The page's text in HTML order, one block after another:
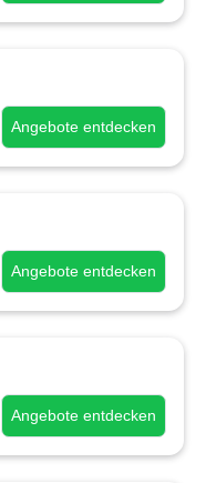
Angebote entdecken
Angebote entdecken
Angebote entdecken